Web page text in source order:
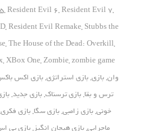
,Resident Evil 6,Resident Evil 7,
,Resident Evil Remake, Stubbs the
,The House of the Dead: Overkill,
,XBox One,Zombie,zombie game
وان,بازی,بازی استراتژی,بازی اکس
ترس و بقا,بازی ترسناک,بازی جدید,
خونی,بازی زامبی,بازی سگا,بازی فکری
ماجرایی,بازی هیجان انگیز,بازی پی